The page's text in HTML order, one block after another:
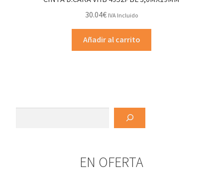
30.04€ IVA Incluido
Añadir al carrito
EN OFERTA